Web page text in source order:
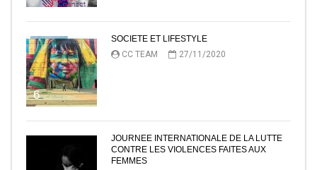
6
SOCIETE ET LIFESTYLE
CC TEAM
27/11/2020
JOURNEE INTERNATIONALE DE LA LUTTE
CONTRE LES VIOLENCES FAITES AUX
FEMMES